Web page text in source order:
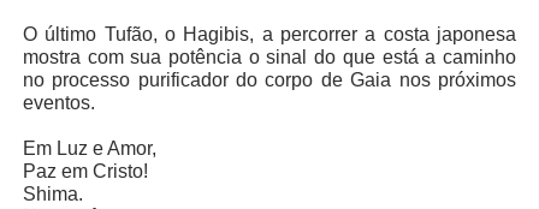
O último Tufão, o Hagibis, a percorrer a costa japonesa
mostra com sua potência o sinal do que está a caminho
no processo purificador do corpo de Gaia nos próximos
eventos.
Em Luz e Amor,
Paz em Cristo!
Shima.